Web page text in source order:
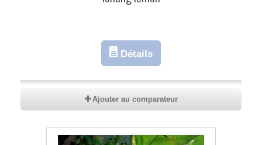
Détails
Ajouter au comparateur